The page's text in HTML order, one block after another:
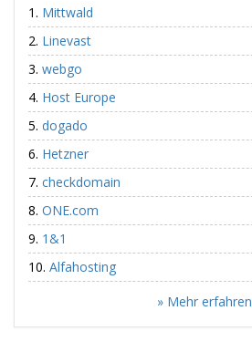
Mittwald
Linevast
webgo
Host Europe
dogado
Hetzner
checkdomain
ONE.com
1&1
Alfahosting
» Mehr erfahren